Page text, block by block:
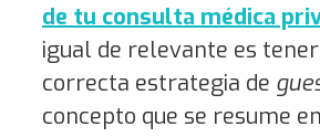
de tu consulta médica
igual de relevante es
correcta estrategia de
concepto que se resume